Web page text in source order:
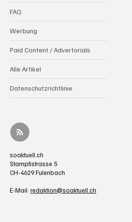
FAQ
Werbung
Paid Content / Advertorials
Alle Artikel
Datenschutzrichtlinie
soaktuell.ch
Stampfistrasse 5
CH-4629 Fulenbach
E-Mail: redaktion@soaktuell.ch